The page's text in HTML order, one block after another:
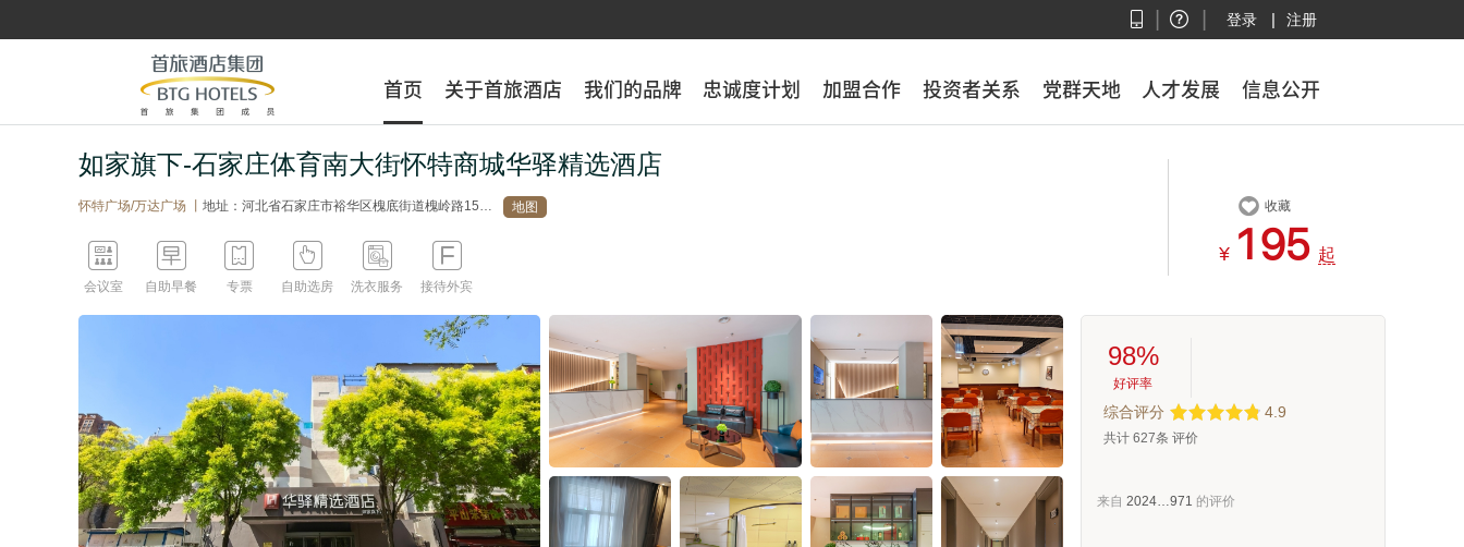
登录 | 注册
首页 关于首旅酒店 我们的品牌 忠诚度计划 加盟合作 投资者关系 党群天地 人才发展 信息公开
首页 关于首旅酒店 我们的品牌 忠诚度计划 加盟合作 投资者关系 党群天地 人才发展 信息公开
如家旗下-石家庄体育南大街怀特商城华驿精选酒店
怀特广场/万达广场 丨 地址：河北省石家庄市裕华区槐底街道槐岭路15号如家华驿酒店 地图

会议室

自助早餐

专票

自助选房

洗衣服务

接待外宾
 收藏
¥   起
98%
好评率
综合评分 4.9
共计 627条 评价
来自 2024…971 的评价